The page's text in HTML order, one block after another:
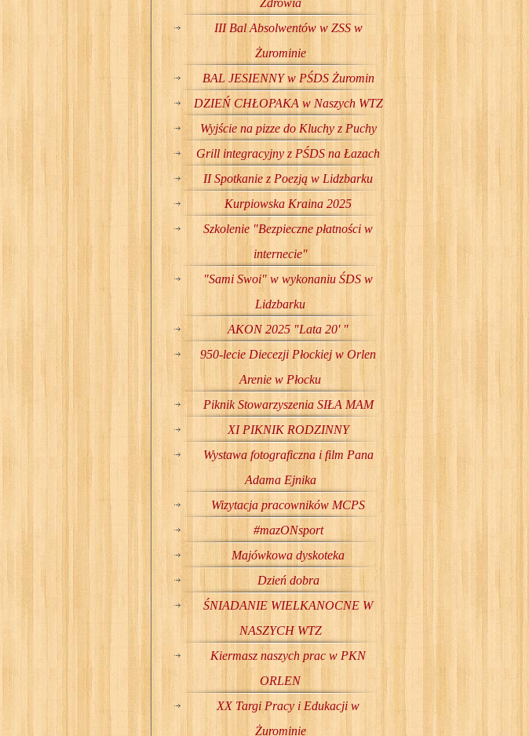
Zdrowia
III Bal Absolwentów w ZSS w
Żurominie
BAL JESIENNY w PŚDS Żuromin
DZIEŃ CHŁOPAKA w Naszych WTZ
Wyjście na pizze do Kluchy z Puchy
Grill integracyjny z PŚDS na Łazach
II Spotkanie z Poezją w Lidzbarku
Kurpiowska Kraina 2025
Szkolenie "Bezpieczne płatności w
internecie"
"Sami Swoi" w wykonaniu ŚDS w
Lidzbarku
AKON 2025 "Lata 20' "
950-lecie Diecezji Płockiej w Orlen
Arenie w Płocku
Piknik Stowarzyszenia SIŁA MAM
XI PIKNIK RODZINNY
Wystawa fotograficzna i film Pana
Adama Ejnika
Wizytacja pracowników MCPS
#mazONsport
Majówkowa dyskoteka
Dzień dobra
ŚNIADANIE WIELKANOCNE W
NASZYCH WTZ
Kiermasz naszych prac w PKN
ORLEN
XX Targi Pracy i Edukacji w
Żurominie